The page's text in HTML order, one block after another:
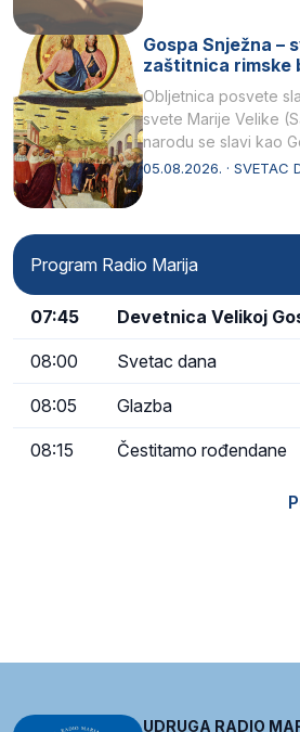
Gospa Snježna –
zaštitnica rimske
Obljetnica posvete
svete Marije Velike
narodu se slavi kao
naziv, Sancta Maria…
05.08.2026. · SVETAC
Program Radio Marija
07:45 Devetnica Velikoj
08:00 Svetac dana
08:05 Glazba
08:15 Čestitamo rođendane
UDRUGA RADIO